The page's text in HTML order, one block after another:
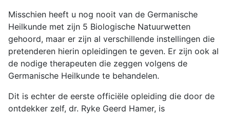
Misschien heeft u nog nooit van de Germanische
Heilkunde met zijn 5 Biologische Natuurwetten
gehoord, maar er zijn al verschillende instellingen die
pretenderen hierin opleidingen te geven. Er zijn ook al
de nodige therapeuten die zeggen volgens de
Germanische Heilkunde te behandelen.
Dit is echter de eerste officiële opleiding die door de
ontdekker zelf, dr. Ryke Geerd Hamer, is